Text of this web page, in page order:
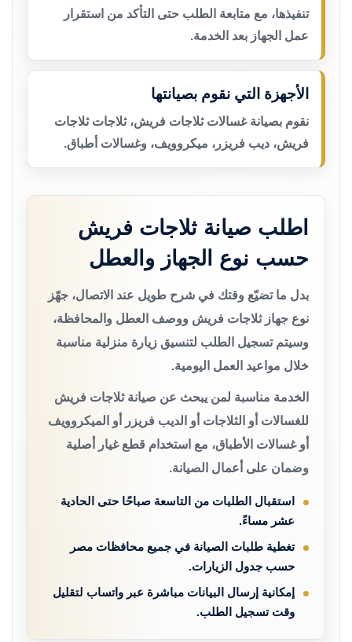
تنفيذها، مع متابعة الطلب حتى التأكد من استقرار
عمل الجهاز بعد الخدمة.
الأجهزة التي نقوم بصيانتها
نقوم بصيانة غسالات ثلاجات فريش، ثلاجات ثلاجات
فريش، ديب فريزر، ميكروويف، وغسالات أطباق.
اطلب صيانة ثلاجات فريش
حسب نوع الجهاز والعطل
بدل ما تضيّع وقتك في شرح طويل عند الاتصال، جهّز
نوع جهاز ثلاجات فريش ووصف العطل والمحافظة،
وسيتم تسجيل الطلب لتنسيق زيارة منزلية مناسبة
خلال مواعيد العمل اليومية.
الخدمة مناسبة لمن يبحث عن صيانة ثلاجات فريش
للغسالات أو الثلاجات أو الديب فريزر أو الميكروويف
أو غسالات الأطباق، مع استخدام قطع غيار أصلية
وضمان على أعمال الصيانة.
استقبال الطلبات من التاسعة صباحًا حتى الحادية
عشر مساءً.
تغطية طلبات الصيانة في جميع محافظات مصر
حسب جدول الزيارات.
إمكانية إرسال البيانات مباشرة عبر واتساب لتقليل
وقت تسجيل الطلب.